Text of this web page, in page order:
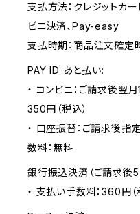
支払方法：クレジットカー
ビニ決済、Pay-easy
支払時期：商品注文確定
PAY ID あと払い:
・ コンビニ：ご請求後翌
350円（税込）
・ 口座振替：ご請求後指
数料：無料
銀行振込決済（ご請求後5
・ 支払い手数料：360円（